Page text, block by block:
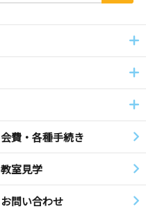
会費・各種手続き
教室見学
お問い合わせ